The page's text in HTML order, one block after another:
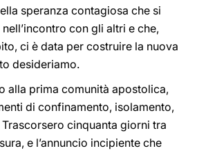
speranza contagiosa che si
con gli altri e che,
ci è data per costruire la nuova
desideriamo.
alla prima comunità apostolica,
di confinamento, isolamento,
cinquanta giorni tra
e l’annuncio incipiente che